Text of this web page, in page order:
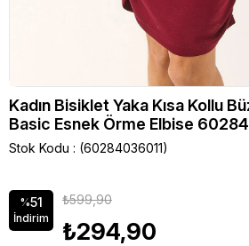
Kadın Bisiklet Yaka Kısa Kollu
Basic Esnek Örme Elbise
Stok Kodu (60284036011)
%51
İndirim
₺599,90
₺294,90